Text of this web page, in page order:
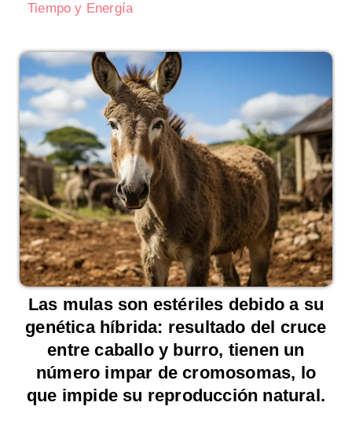
Tiempo y Energía
Las mulas son estériles debido a su
genética híbrida: resultado del cruce
entre caballo y burro, tienen un
número impar de cromosomas, lo
que impide su reproducción natural.